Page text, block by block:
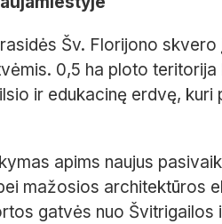
Šv. Florijono
0,5 ha ploto
ir edukacinę erdvę,
apims naujus
mažosios architektūros
gatvės nuo Švitrigailos